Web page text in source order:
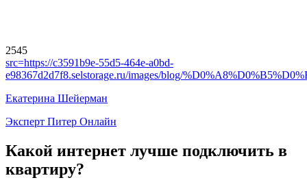
2545
src=https://c3591b9e-55d5-464e-a0bd-
e98367d2d7f8.selstorage.ru/images/blog/
Екатерина Шейерман
Эксперт Питер Онлайн
Какой интернет лучше подключить в
квартиру?